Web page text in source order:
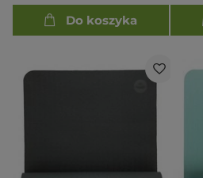
Do koszyka